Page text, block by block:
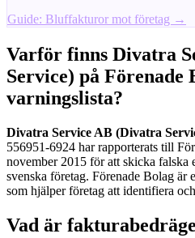
Guide: Bluffakturor mot företag →
Varför finns Divatra
Service) på Förenade
varningslista?
Divatra Service AB (Divatra
556951-6924 har rapporterats till
november 2015 för att skicka falska
svenska företag. Förenade Bolag är
som hjälper företag att identifiera
Vad är